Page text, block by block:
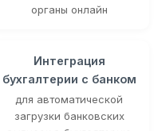
органы онлайн
Интеграция
бухгалтерии с банком
для автоматической
загрузки банковских